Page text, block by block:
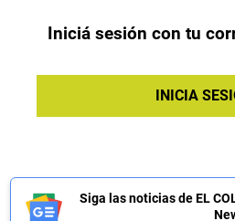
Iniciá sesión con tu
INICIA
Siga las noticias de EL